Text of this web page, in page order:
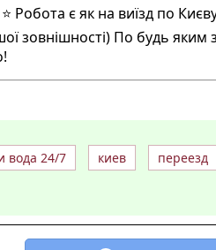
є як на виїзд по
зовнішності) По будь
вода 24/7 киев переезд